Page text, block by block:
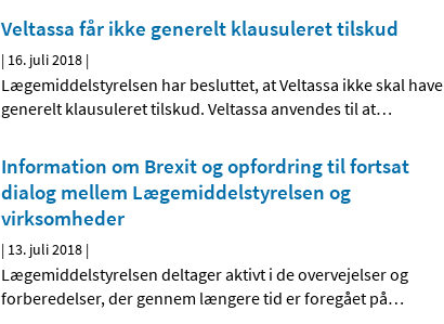
Veltassa får ikke generelt klausuleret tilskud
| 16. juli 2018 |
Lægemiddelstyrelsen har besluttet, at Veltassa ikke skal have
generelt klausuleret tilskud. Veltassa anvendes til at…
Information om Brexit og opfordring til fortsat
dialog mellem Lægemiddelstyrelsen og
virksomheder
| 13. juli 2018 |
Lægemiddelstyrelsen deltager aktivt i de overvejelser og
forberedelser, der gennem længere tid er foregået på…